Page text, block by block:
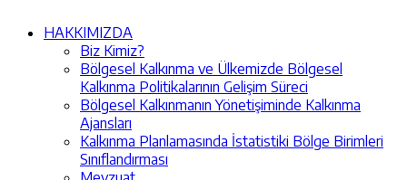
HAKKIMIZDA
Biz Kimiz?
Bölgesel Kalkınma ve Ülkemizde Bölgesel
Kalkınma Politikalarının Gelişim Süreci
Bölgesel Kalkınmanın Yönetişiminde Kalkınma
Ajansları
Kalkınma Planlamasında İstatistiki Bölge Birimleri
Sınıflandırması